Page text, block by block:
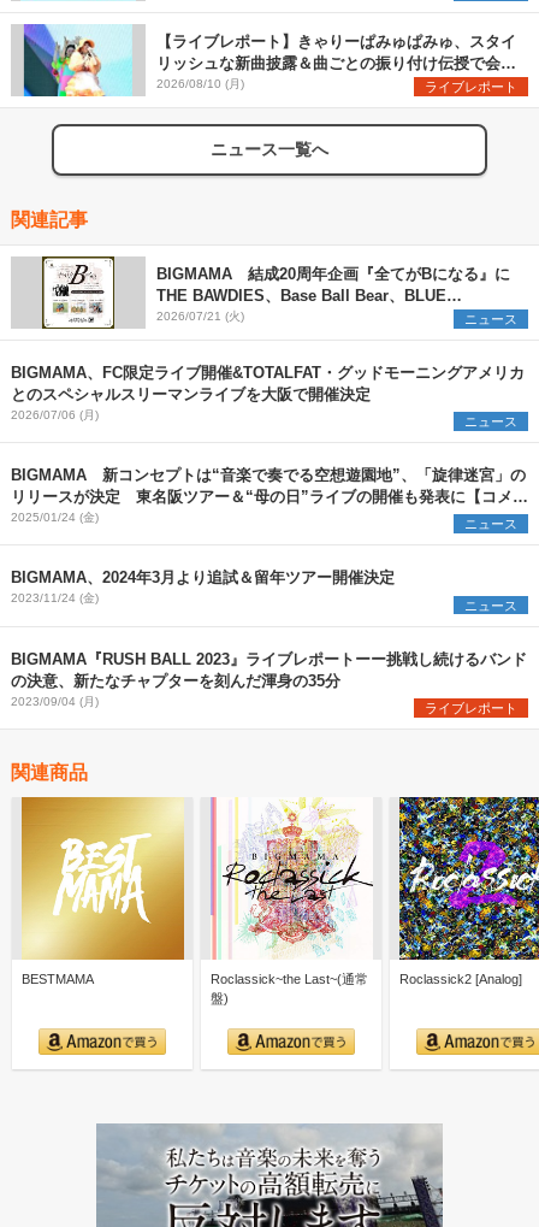
【ライブレポート】きゃりーぱみゅぱみゅ、スタイ
リッシュな新曲披露＆曲ごとの振り付け伝授で会場
を盛り上げまくる！＜LuckyFes’26＞
2026/08/10 (月) ライブレポート
ニュース一覧へ
関連記事
BIGMAMA 結成20周年企画『全てがBになる』に
THE BAWDIES、Base Ball Bear、BLUE
ENCOUNTの出演が決定
2026/07/21 (火) ニュース
BIGMAMA、FC限定ライブ開催&TOTALFAT・グッドモーニングアメリカ
とのスペシャルスリーマンライブを大阪で開催決定
2026/07/06 (月) ニュース
BIGMAMA 新コンセプトは“音楽で奏でる空想遊園地”、「旋律迷宮」の
リリースが決定 東名阪ツアー＆“母の日”ライブの開催も発表に【コメン
トあり】
2025/01/24 (金) ニュース
BIGMAMA、2024年3月より追試＆留年ツアー開催決定
2023/11/24 (金) ニュース
BIGMAMA『RUSH BALL 2023』ライブレポートーー挑戦し続けるバンド
の決意、新たなチャプターを刻んだ渾身の35分
2023/09/04 (月) ライブレポート
関連商品
BESTMAMA
Roclassick~the Last~(通常
盤)
Roclassick2 [Analog]